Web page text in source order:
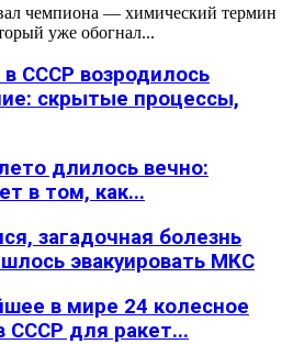
чемпиона — химический термин
уже обогнал...
СССР возродилось
скрытые процессы,
длилось вечно:
в том, как...
загадочная болезнь
эвакуировать МКС
в мире 24 колесное
СССР для ракет...